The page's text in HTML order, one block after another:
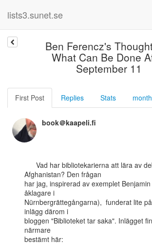
lists3.sunet.se
Ben Ferencz's
What Can Be Done
September 11
First Post Replies Stats month
book＠kaapeli.fi
Afghanistan? Den frågan
har jag, inspirerad av exemplet
åklagare i
Nürnbergrättegångarna),  funderat lite
inlägg därom i
bloggen "Biblioteket tar saka". Inlägget
närmare